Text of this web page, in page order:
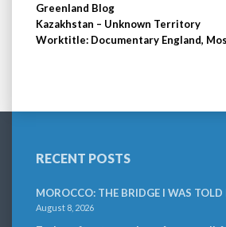
Greenland Blog
Kazakhstan – Unknown Territory
Worktitle: Documentary England,
RECENT POSTS
MOROCCO: THE BRIDGE I WAS TOLD
August 8, 2026